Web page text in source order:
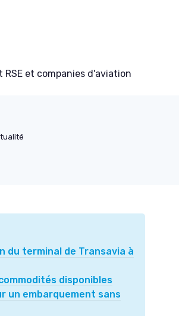
RSE et companies d'aviation
du terminal de Transavia à
disponibles
un embarquement sans